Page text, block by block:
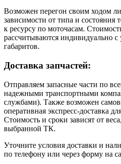
Возможен перегон своим ходом
зависимости от типа и состояния
к ресурсу по моточасам.
рассчитываются индивидуально с
габаритов.
Доставка запчастей:
Отправляем запасные части по
надежными транспортными
службами). Также возможен
оперативная экспресс-доставка
Стоимость и сроки зависят от
выбранной ТК.
Уточните условия доставки и
по телефону или через форму на